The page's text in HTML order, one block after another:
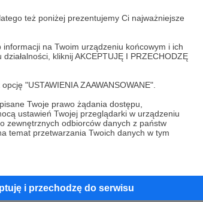
też poniżej prezentujemy Ci najważniejsze
na Twoim urządzeniu końcowym i ich
kliknij AKCEPTUJĘ I PRZECHODZĘ
"USTAWIENIA ZAAWANSOWANE".
Twoje prawo żądania dostępu,
ustawień Twojej przeglądarki w urządzeniu
zewnętrznych odbiorców danych z państw
temat przetwarzania Twoich danych w tym
i przechodzę do serwisu
przelewu.
do swojego znajomego!